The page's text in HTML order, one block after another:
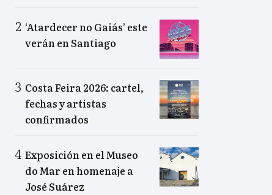
‘Atardecer no Gaiás’ este
verán en Santiago
Costa Feira 2026: cartel,
fechas y artistas
confirmados
Exposición en el Museo
do Mar en homenaje a
José Suárez